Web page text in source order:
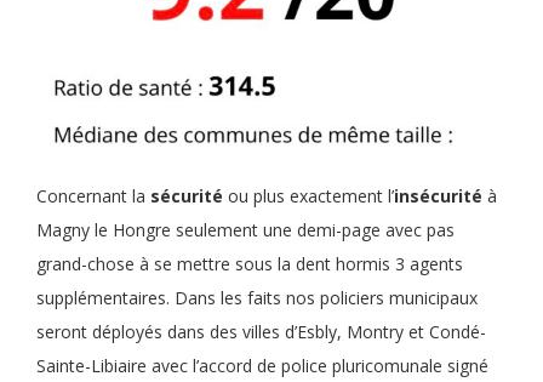
Concernant la sécurité ou plus exactement l’insécurité à
Magny le Hongre seulement une demi-page avec pas
grand-chose à se mettre sous la dent hormis 3 agents
supplémentaires. Dans les faits nos policiers municipaux
seront déployés dans des villes d’Esbly, Montry et Condé-
Sainte-Libiaire avec l’accord de police pluricomunale signé